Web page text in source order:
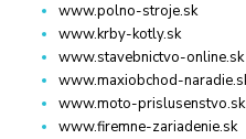
www.polno-stroje.sk
www.krby-kotly.sk
www.stavebnictvo-online.sk
www.maxiobchod-
www.moto-prislusenstvo.sk
www.firemne-zariadenie.sk